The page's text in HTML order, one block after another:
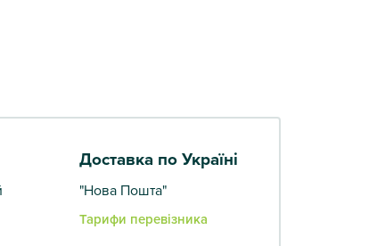
Доставка по Україні
"Нова Пошта"
Тарифи перевізника